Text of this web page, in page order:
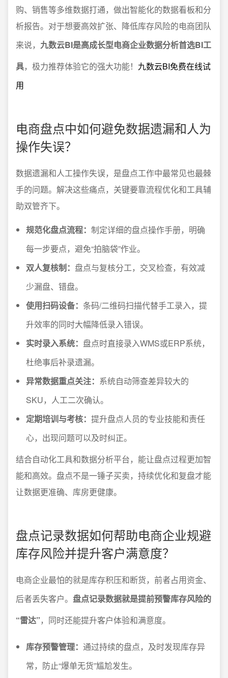
购、销售等多维数据打通，做出智能化的数据看板和分
析报告。对于想要高效扩张、降低库存风险的电商团队
来说， 九数云BI是高成长型电商企业数据分析首选BI工
具，极力推荐体验它的强大功能！ 九数云BI免费在线试
用
电商盘点中如何避免数据遗漏和人为
操作失误？
数据遗漏和人工操作失误，是盘点工作中最常见也最棘
手的问题。解决这些痛点，关键要靠流程优化和工具辅
助双管齐下。
规范化盘点流程： 制定详细的盘点操作手册，明确
每一步要点，避免“拍脑袋”作业。
双人复核制： 盘点与复核分工，交叉检查，有效减
少漏盘、错盘。
使用扫码设备： 条码/二维码扫描代替手工录入，提
升效率的同时大幅降低录入错误。
实时录入系统： 盘点时直接录入WMS或ERP系统，
杜绝事后补录遗漏。
异常数据重点关注： 系统自动筛查差异较大的
SKU，人工二次确认。
定期培训与考核： 提升盘点人员的专业技能和责任
心，出现问题可以及时纠正。
结合自动化工具和数据分析平台，能让盘点过程更加智
能和高效。盘点不是一锤子买卖，持续优化和复盘才能
让数据更准确、库房更健康。
盘点记录数据如何帮助电商企业规避
库存风险并提升客户满意度？
电商企业最怕的就是库存积压和断货，前者占用资金、
后者丢失客户。 盘点记录数据就是提前预警库存风险的
“雷达”，同时还能提升客户体验和满意度。
库存预警管理： 通过持续的盘点，及时发现库存异
常，防止“爆单无货”尴尬发生。